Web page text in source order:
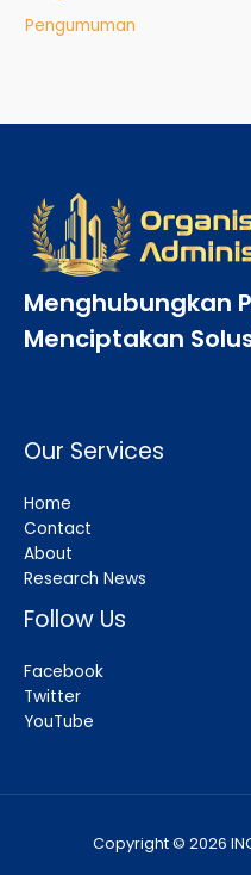
Pengumuman
Menghubungkan
Menciptakan
Our Services
Home
Contact
About
Research News
Follow Us
Facebook
Twitter
YouTube
Copyright © 2026